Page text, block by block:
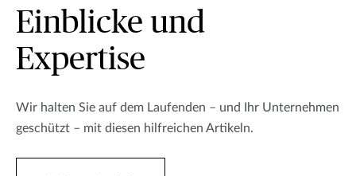
Einblicke und
Expertise
Wir halten Sie auf dem Laufenden – und Ihr Unternehmen
geschützt – mit diesen hilfreichen Artikeln.